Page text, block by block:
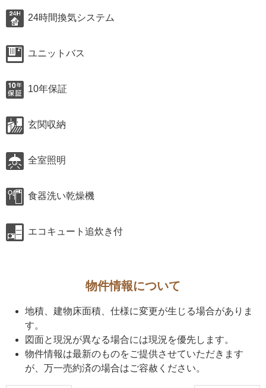
24時間換気システム
ユニットバス
10年保証
玄関収納
全室照明
食器洗い乾燥機
エコキュート追炊き付
物件情報について
地積、建物床面積、仕様に変更が生じる場合がありま
す。
図面と現況が異なる場合には現況を優先します。
物件情報は最新のものをご提供させていただきます
が、万一売約済の場合はご容赦ください。